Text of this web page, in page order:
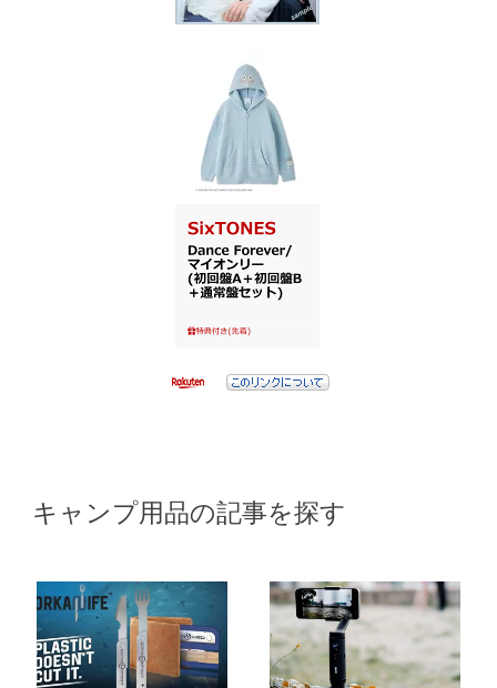
キャンプ用品の記事を探す